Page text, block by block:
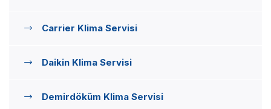
Carrier Klima Servisi
Daikin Klima Servisi
Demirdöküm Klima Servisi